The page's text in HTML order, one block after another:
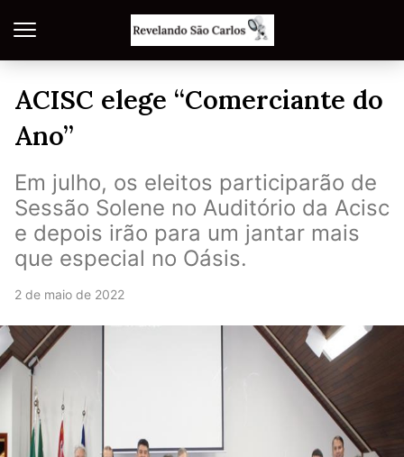
ACISC elege “Comerciante do
Ano”
Em julho, os eleitos participarão de
Sessão Solene no Auditório da Acisc
e depois irão para um jantar mais
que especial no Oásis.
2 de maio de 2022